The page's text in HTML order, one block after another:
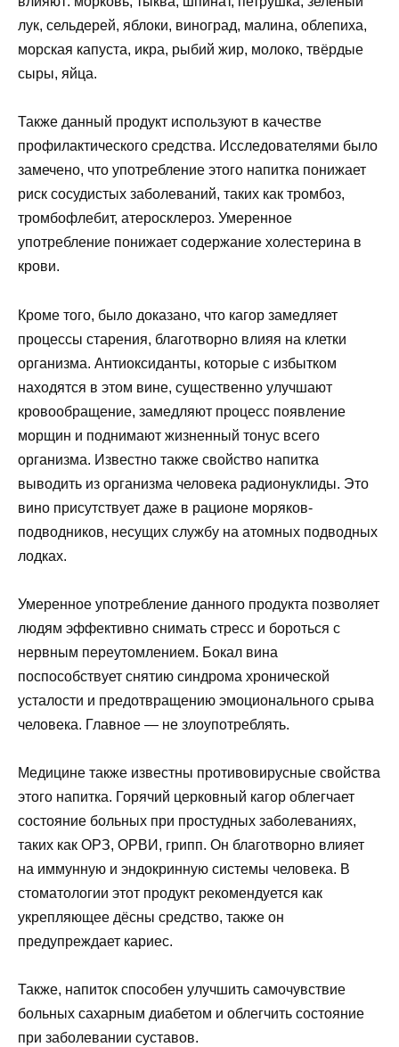
лук, сельдерей, яблоки, виноград, малина, облепиха,
морская капуста, икра, рыбий жир, молоко, твёрдые
сыры, яйца.
Также данный продукт используют в качестве
профилактического средства. Исследователями было
замечено, что употребление этого напитка понижает
риск сосудистых заболеваний, таких как тромбоз,
тромбофлебит, атеросклероз. Умеренное
употребление понижает содержание холестерина в
крови.
Кроме того, было доказано, что кагор замедляет
процессы старения, благотворно влияя на клетки
организма. Антиоксиданты, которые с избытком
находятся в этом вине, существенно улучшают
кровообращение, замедляют процесс появление
морщин и поднимают жизненный тонус всего
организма. Известно также свойство напитка
выводить из организма человека радионуклиды. Это
вино присутствует даже в рационе моряков-
подводников, несущих службу на атомных подводных
лодках.
Умеренное употребление данного продукта позволяет
людям эффективно снимать стресс и бороться с
нервным переутомлением. Бокал вина
поспособствует снятию синдрома хронической
усталости и предотвращению эмоционального срыва
человека. Главное — не злоупотреблять.
Медицине также известны противовирусные свойства
этого напитка. Горячий церковный кагор облегчает
состояние больных при простудных заболеваниях,
таких как ОРЗ, ОРВИ, грипп. Он благотворно влияет
на иммунную и эндокринную системы человека. В
стоматологии этот продукт рекомендуется как
укрепляющее дёсны средство, также он
предупреждает кариес.
Также, напиток способен улучшить самочувствие
больных сахарным диабетом и облегчить состояние
при заболевании суставов.